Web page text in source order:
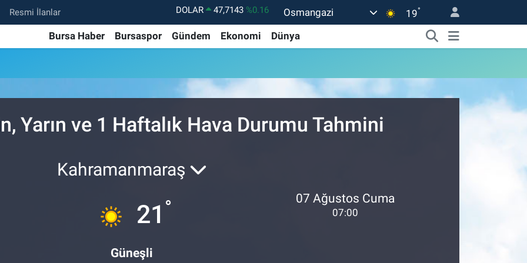
Resmi İlanlar EURO 55,0317 %-0.02
STERLİN
64,2463 %0.07
BİST100
13.799 %70
BITCOIN
64.225,61 %-0.63
DOLAR
47,7143 %0.16
Osmangazi 19°
Bursa Haber Bursaspor Gündem Ekonomi Dünya
Yarın ve 1 Haftalık Hava Durumu Tahmini
Kahramanmaraş
21 °
Güneşli
07 Ağustos Cuma
07:00